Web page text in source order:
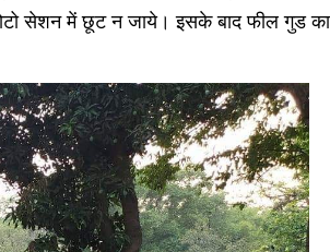
सेशन में छूट न जाये। इसके बाद फील गुड का